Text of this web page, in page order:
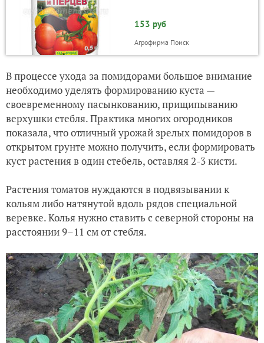
153 руб
Агрофирма Поиск
В процессе ухода за помидорами большое внимание
необходимо уделять формированию куста —
своевременному пасынкованию, прищипыванию
верхушки стебля. Практика многих огородников
показала, что отличный урожай зрелых помидоров в
открытом грунте можно получить, если формировать
куст растения в один стебель, оставляя 2-3 кисти.
Растения томатов нуждаются в подвязывании к
кольям либо натянутой вдоль рядов специальной
веревке. Колья нужно ставить с северной стороны на
расстоянии 9–11 см от стебля.